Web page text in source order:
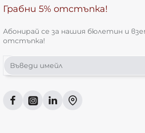
Грабни 5% отстъпка!
Абонирай се за нашия бюлетин и
отстъпка!
Въведи
имейл